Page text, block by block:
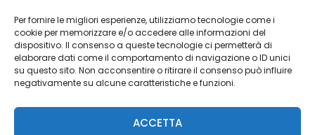
Per fornire le migliori esperienze, utilizziamo tecnologie come i
cookie per memorizzare e/o accedere alle informazioni del
dispositivo. Il consenso a queste tecnologie ci permetterà di
elaborare dati come il comportamento di navigazione o ID unici
su questo sito. Non acconsentire o ritirare il consenso può influire
negativamente su alcune caratteristiche e funzioni.
ACCETTA
Cookie Policy
Risorse Aggiuntive